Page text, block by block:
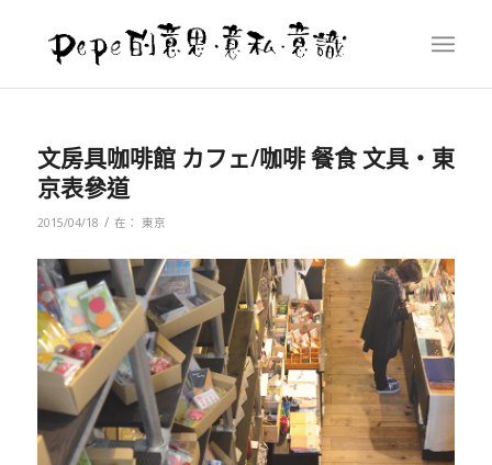
文房具咖啡館 カフェ/咖啡 餐食 文具‧東
京表參道
2015/04/18 / 在： 東京